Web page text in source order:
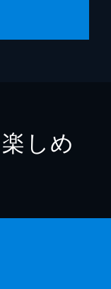
しめ